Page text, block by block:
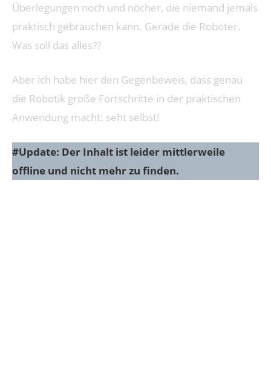
Überlegungen noch und nöcher, die niemand jemals
praktisch gebrauchen kann. Gerade die Roboter.
Was soll das alles??
Aber ich habe hier den Gegenbeweis, dass genau
die Robotik große Fortschritte in der praktischen
Anwendung macht: seht selbst!
#Update: Der Inhalt ist leider mittlerweile
offline und nicht mehr zu finden.